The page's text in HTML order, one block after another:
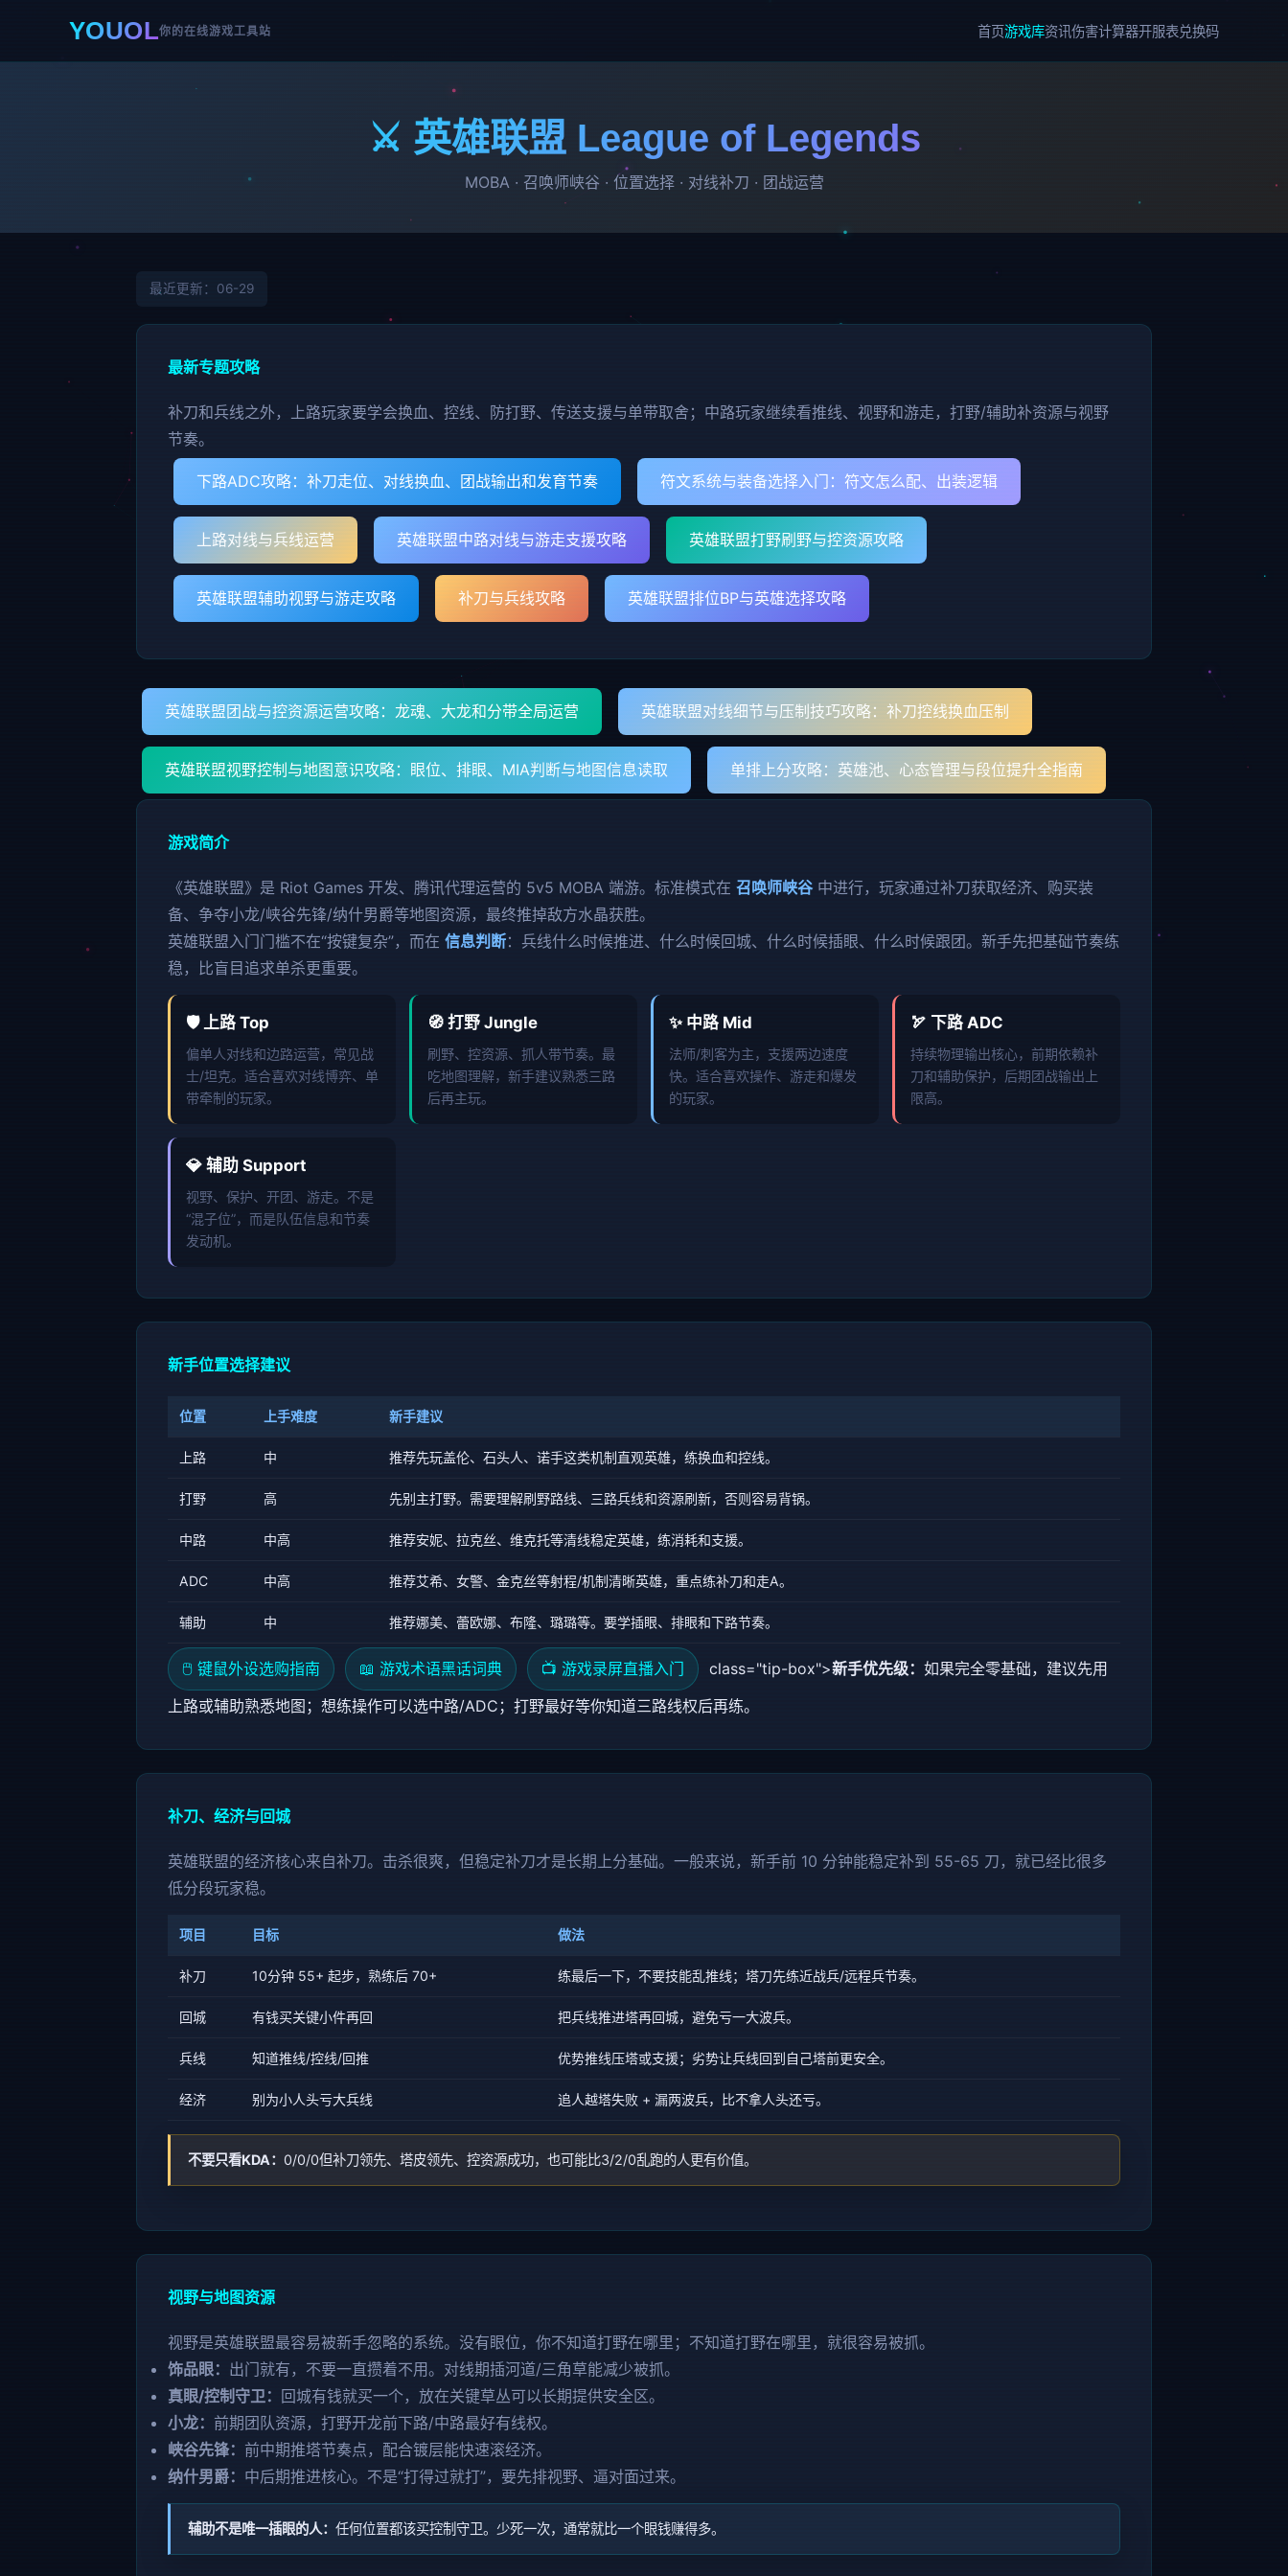
YOUOL你的在线游戏工具站 首页游戏库资讯伤害计算器开服表兑换码
⚔️ 英雄联盟 League of Legends
MOBA · 召唤师峡谷 · 位置选择 · 对线补刀 · 团战运营
最近更新：06-29
最新专题攻略
补刀和兵线之外，上路玩家要学会换血、控线、防打野、传送支援与单带取舍；中路玩家继续看推线、视野和游走，打野/辅助补资源与视野
节奏。
下路ADC攻略：补刀走位、对线换血、团战输出和发育节奏 符文系统与装备选择入门：符文怎么配、出装逻辑
上路对线与兵线运营 英雄联盟中路对线与游走支援攻略 英雄联盟打野刷野与控资源攻略
英雄联盟辅助视野与游走攻略 补刀与兵线攻略 英雄联盟排位BP与英雄选择攻略
英雄联盟团战与控资源运营攻略：龙魂、大龙和分带全局运营 英雄联盟对线细节与压制技巧攻略：补刀控线换血压制
英雄联盟视野控制与地图意识攻略：眼位、排眼、MIA判断与地图信息读取 单排上分攻略：英雄池、心态管理与段位提升全指南
游戏简介
《英雄联盟》是 Riot Games 开发、腾讯代理运营的 5v5 MOBA 端游。标准模式在 召唤师峡谷 中进行，玩家通过补刀获取经济、购买装
备、争夺小龙/峡谷先锋/纳什男爵等地图资源，最终推掉敌方水晶获胜。
英雄联盟入门门槛不在“按键复杂”，而在 信息判断：兵线什么时候推进、什么时候回城、什么时候插眼、什么时候跟团。新手先把基础节奏练
稳，比盲目追求单杀更重要。
🛡️ 上路 Top
偏单人对线和边路运营，常见战
士/坦克。适合喜欢对线博弈、单
带牵制的玩家。
🧭 打野 Jungle
刷野、控资源、抓人带节奏。最
吃地图理解，新手建议熟悉三路
后再主玩。
✨ 中路 Mid
法师/刺客为主，支援两边速度
快。适合喜欢操作、游走和爆发
的玩家。
🏹 下路 ADC
持续物理输出核心，前期依赖补
刀和辅助保护，后期团战输出上
限高。
💎 辅助 Support
视野、保护、开团、游走。不是
“混子位”，而是队伍信息和节奏
发动机。
新手位置选择建议
位置 上手难度 新手建议
上路 中 推荐先玩盖伦、石头人、诺手这类机制直观英雄，练换血和控线。
打野 高 先别主打野。需要理解刷野路线、三路兵线和资源刷新，否则容易背锅。
中路 中高 推荐安妮、拉克丝、维克托等清线稳定英雄，练消耗和支援。
ADC 中高 推荐艾希、女警、金克丝等射程/机制清晰英雄，重点练补刀和走A。
辅助 中 推荐娜美、蕾欧娜、布隆、璐璐等。要学插眼、排眼和下路节奏。
🖱️ 键鼠外设选购指南 📖 游戏术语黑话词典 📺 游戏录屏直播入门 class="tip-box">新手优先级： 如果完全零基础，建议先用
上路或辅助熟悉地图；想练操作可以选中路/ADC；打野最好等你知道三路线权后再练。
补刀、经济与回城
英雄联盟的经济核心来自补刀。击杀很爽，但稳定补刀才是长期上分基础。一般来说，新手前 10 分钟能稳定补到 55-65 刀，就已经比很多
低分段玩家稳。
项目 目标 做法
补刀 10分钟 55+ 起步，熟练后 70+ 练最后一下，不要技能乱推线；塔刀先练近战兵/远程兵节奏。
回城 有钱买关键小件再回 把兵线推进塔再回城，避免亏一大波兵。
兵线 知道推线/控线/回推 优势推线压塔或支援；劣势让兵线回到自己塔前更安全。
经济 别为小人头亏大兵线 追人越塔失败 + 漏两波兵，比不拿人头还亏。
不要只看KDA： 0/0/0但补刀领先、塔皮领先、控资源成功，也可能比3/2/0乱跑的人更有价值。
视野与地图资源
视野是英雄联盟最容易被新手忽略的系统。没有眼位，你不知道打野在哪里；不知道打野在哪里，就很容易被抓。
饰品眼： 出门就有，不要一直攒着不用。对线期插河道/三角草能减少被抓。
真眼/控制守卫： 回城有钱就买一个，放在关键草丛可以长期提供安全区。
小龙： 前期团队资源，打野开龙前下路/中路最好有线权。
峡谷先锋： 前中期推塔节奏点，配合镀层能快速滚经济。
纳什男爵： 中后期推进核心。不是“打得过就打”，要先排视野、逼对面过来。
辅助不是唯一插眼的人： 任何位置都该买控制守卫。少死一次，通常就比一个眼钱赚得多。